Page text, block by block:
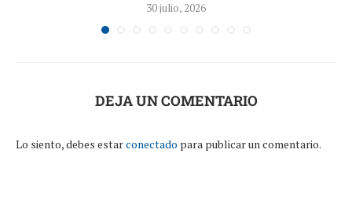
30 julio, 2026
DEJA UN COMENTARIO
Lo siento, debes estarconectado para publicar un comentario.